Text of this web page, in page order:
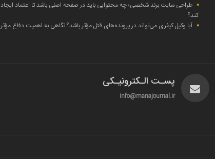
طراحی سایت برند شخصی؛ چه محتوایی باید در صفحه اصلی باشد تا اعتماد ایجاد
کند؟
آیا وکیل کیفری می‌تواند در پرونده‌های قتل مؤثر باشد؟ نگاهی به اهمیت دفاع مؤثر
پسـت الـکترونیـکی
info@manajournal.ir